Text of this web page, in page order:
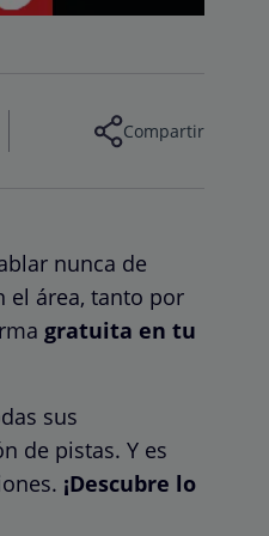
Compartir
nunca de
el área, tanto por
gratuita en tu
sus
de pistas. Y es
¡Descubre lo